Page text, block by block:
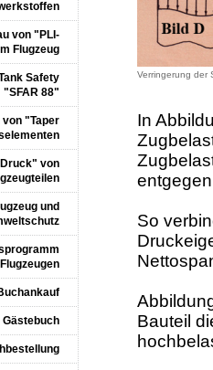
Verringerung der
In
So
Bauteil
von "PLI-
Flugzeug
Safety
"SFAR 88"
von "Taper
von
und
Gästebuch